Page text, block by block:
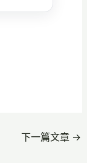
下一篇文章 →